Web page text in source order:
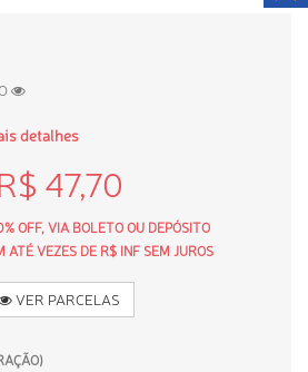
detalhes
47,70
OFF, VIA BOLETO OU DEPÓSITO
ATÉ VEZES DE R$ INF SEM JUROS
VER PARCELAS